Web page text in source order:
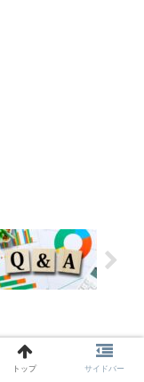
トップ サイドバー